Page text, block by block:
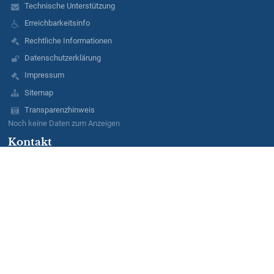
Technische Unterstützung
Erreichbarkeitsinfo
Rechtliche Informationen
Datenschutzerklärung
Impressum
Sitemap
Transparenzhinweis
Noch keine Daten zum Anzeigen
Kontakt